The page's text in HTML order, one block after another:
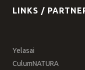
LINKS /
Yelasai
CulumNATURA